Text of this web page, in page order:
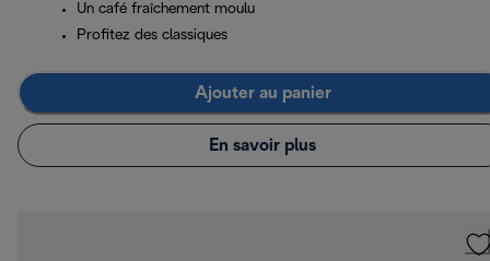
Un café fraîchement moulu
Profitez des classiques
Ajouter au panier
En savoir plus